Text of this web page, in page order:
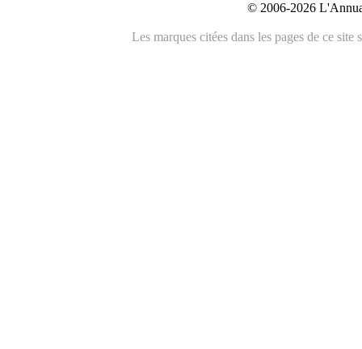
© 2006-2026
Les marques citées dans les pages de ce